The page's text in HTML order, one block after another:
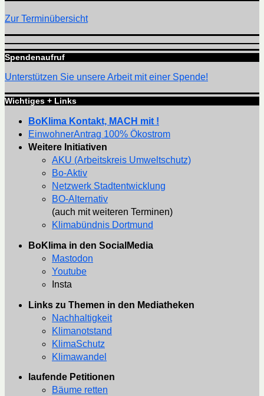
Zur Terminübersicht
Spendenaufruf
Unterstützen Sie unsere Arbeit mit einer Spende!
Wichtiges + Links
BoKlima Kontakt, MACH mit !
EinwohnerAntrag 100% Ökostrom
Weitere Initiativen
AKU (Arbeitskreis Umweltschutz)
Bo-Aktiv
Netzwerk Stadtentwicklung
BO-Alternativ
(auch mit weiteren Terminen)
Klimabündnis Dortmund
BoKlima in den SocialMedia
Mastodon
Youtube
Insta
Links zu Themen in den Mediatheken
Nachhaltigkeit
Klimanotstand
KlimaSchutz
Klimawandel
laufende Petitionen
Bäume retten